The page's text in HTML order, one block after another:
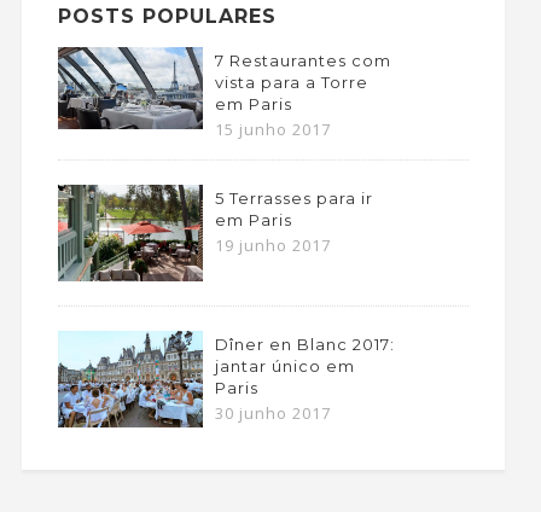
POSTS POPULARES
7 Restaurantes com
vista para a Torre
em Paris
15 junho 2017
5 Terrasses para ir
em Paris
19 junho 2017
Dîner en Blanc 2017:
jantar único em
Paris
30 junho 2017